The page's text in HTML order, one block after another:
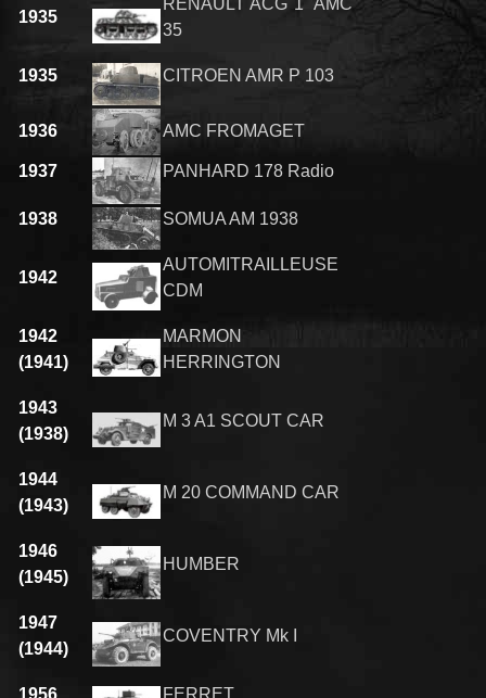
1935
RENAULT ACG 1 AMC
35
1935 CITROEN AMR P 103
1936 AMC FROMAGET
1937 PANHARD 178 Radio
1938 SOMUA AM 1938
1942
AUTOMITRAILLEUSE
CDM
1942
(1941)
MARMON
HERRINGTON
1943
(1938)
M 3 A1 SCOUT CAR
1944
(1943)
M 20 COMMAND CAR
1946
(1945)
HUMBER
1947
(1944)
COVENTRY Mk I